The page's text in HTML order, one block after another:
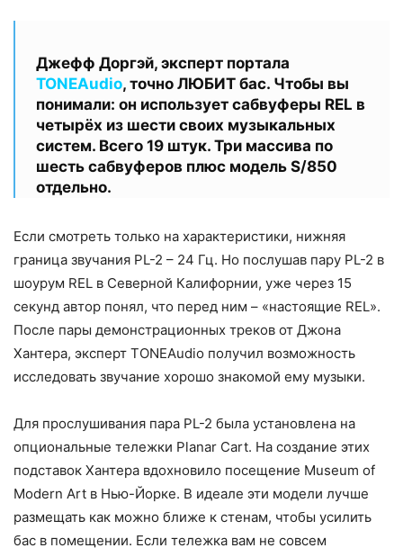
Джефф Доргэй, эксперт портала
TONEAudio, точно ЛЮБИТ бас. Чтобы вы
понимали: он использует сабвуферы REL в
четырёх из шести своих музыкальных
систем. Всего 19 штук. Три массива по
шесть сабвуферов плюс модель S/850
отдельно.
Если смотреть только на характеристики, нижняя
граница звучания PL-2 – 24 Гц. Но послушав пару PL-2 в
шоурум REL в Северной Калифорнии, уже через 15
секунд автор понял, что перед ним – «настоящие REL».
После пары демонстрационных треков от Джона
Хантера, эксперт TONEAudio получил возможность
исследовать звучание хорошо знакомой ему музыки.
Для прослушивания пара PL-2 была установлена на
опциональные тележки Planar Cart. На создание этих
подставок Хантера вдохновило посещение Museum of
Modern Art в Нью-Йорке. В идеале эти модели лучше
размещать как можно ближе к стенам, чтобы усилить
бас в помещении. Если тележка вам не совсем